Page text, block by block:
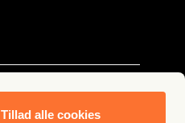
Tillad alle cookies